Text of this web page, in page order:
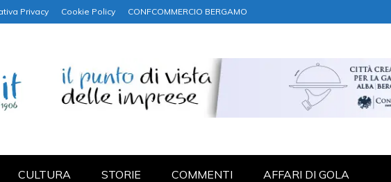
Privacy Cookie Policy CONFCOMMERCIO BERGAMO
CULTURA STORIE COMMENTI AFFARI DI GOLA